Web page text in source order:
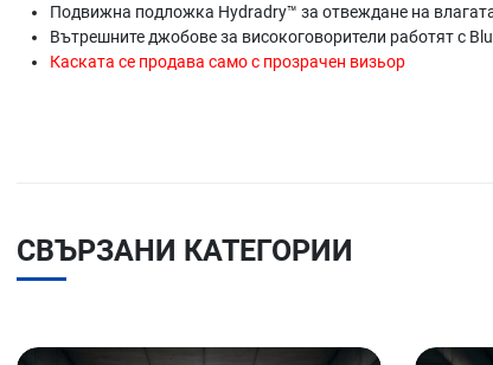
Подвижна подложка Hydradry™ за отвеждане на
Вътрешните джобове за високоговорители работят с
Каската се продава само с прозрачен визьор
СВЪРЗАНИ КАТЕГОРИИ